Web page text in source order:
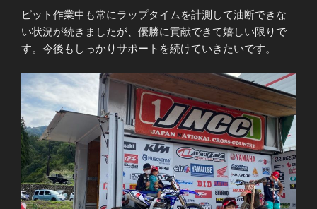
ピット作業中も常にラップタイムを計測して油断できな
い状況が続きましたが、優勝に貢献できて嬉しい限りで
す。今後もしっかりサポートを続けていきたいです。